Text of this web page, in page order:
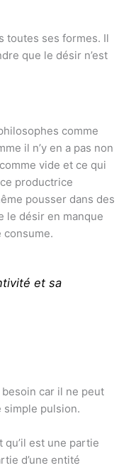
toutes ses formes. Il
que le désir n’est
comme
il n’y en a pas non
vide et ce qui
productrice
pousser dans des
le désir en manque
et sa
car il ne peut
simple pulsion.
qu’il est une partie
d’une entité